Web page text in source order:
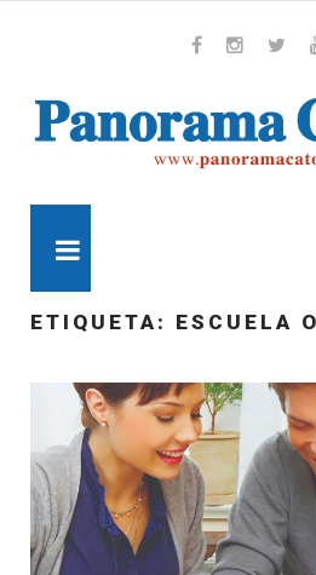
ETIQUETA: ESCUELA